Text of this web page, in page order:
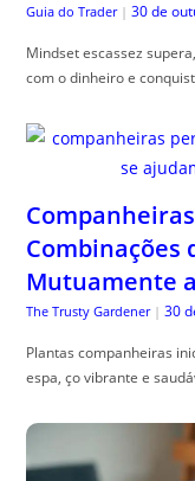
Guia do Trader | 30 de
Mindset escassez
com o dinheiro e
Combinações
Mutuamente
The Trusty Gardener | 30
Plantas companheiras
espa, ço vibrante e